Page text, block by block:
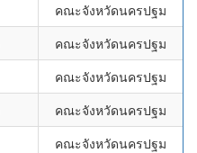
คณะจังหวัดนครปฐม
คณะจังหวัดนครปฐม
คณะจังหวัดนครปฐม
คณะจังหวัดนครปฐม
คณะจังหวัดนครปฐม